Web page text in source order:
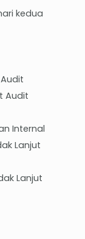
kedua
Audit
Audit
Internal
Lanjut
Lanjut